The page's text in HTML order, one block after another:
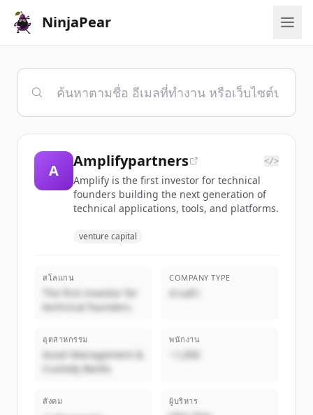
NinjaPear
A
Amplifypartners </>
Amplify is the first investor for technical
founders building the next generation of
technical applications, tools, and platforms.
venture capital
สโลแกน
The first investor for
technical founders.
COMPANY TYPE
ส่วนตัว
อุตสาหกรรม
Asset Management &
Custody Banks
พนักงาน
~1,000
สังคม ผู้บริหาร